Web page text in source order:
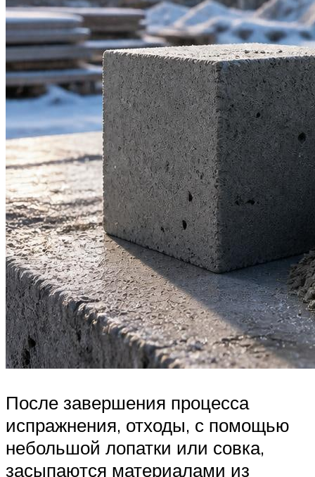
После завершения процесса
испражнения, отходы, с помощью
небольшой лопатки или совка,
засыпаются материалами из